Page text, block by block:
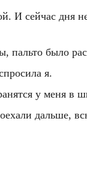
И сейчас
было
я.
у меня в
дальше,